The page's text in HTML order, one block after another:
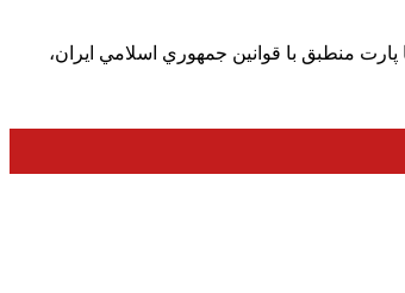
منطبق با قوانين جمهوري اسلامي ايران،